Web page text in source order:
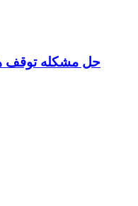
حل مشكله توقف